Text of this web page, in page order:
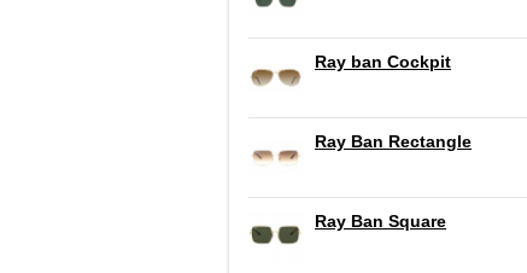
Ray ban Cockpit
Ray Ban Rectangle
Ray Ban Square